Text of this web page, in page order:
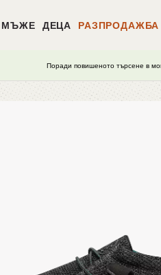
МЪЖЕ ДЕЦА РАЗПРОДАЖБА
Поради повишеното търсене в